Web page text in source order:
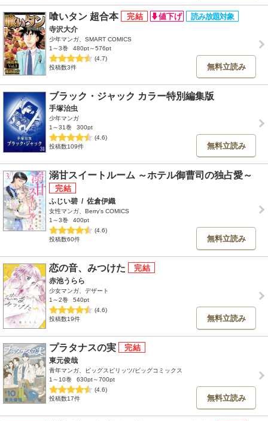
喰いタン 超合本
寺沢大介
少年マンガ、SMART COMICS
1～3巻
480pt～576pt
(4.7)
投稿数3件
無料立読み
ブラック・ジャック カラー特別編集版
手塚治虫
少年マンガ
1～31巻
300pt
(4.6)
投稿数109件
無料立読み
溺甘スイートルーム ～ホテル御曹司の独占愛～
ふじい碧 / 佐倉伊織
女性マンガ、Berry's COMICS
1～3巻
400pt
(4.6)
投稿数60件
無料立読み
恋の音、みつけた
赤池うらら
少女マンガ、デザート
1～2巻
540pt
(4.6)
投稿数19件
無料立読み
プラタナスの実
東元俊哉
青年マンガ、ビッグスピリッツ/ビッグコミックス
1～10巻
630pt～700pt
(4.6)
投稿数17件
無料立読み